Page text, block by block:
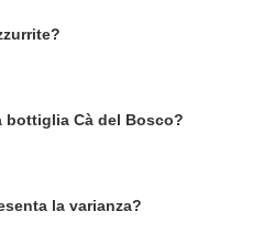
bottiglia Cà del Bosco?
la varianza?